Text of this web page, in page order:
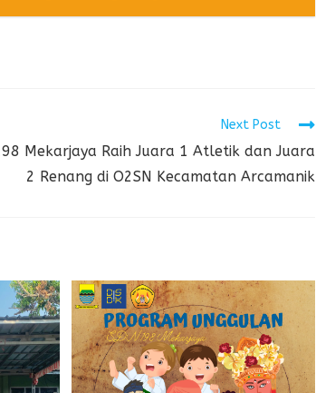
Next Post
Mekarjaya Raih Juara 1 Atletik dan Juara
2 Renang di O2SN Kecamatan Arcamanik